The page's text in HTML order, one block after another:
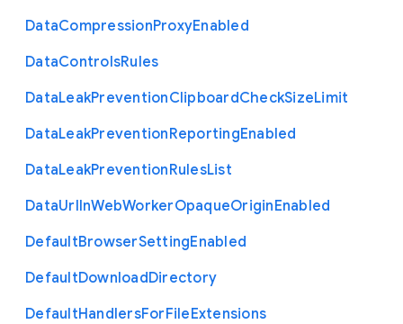
DataCompressionProxyEnabled
DataControlsRules
DataLeakPreventionClipboardCheckSizeLimit
DataLeakPreventionReportingEnabled
DataLeakPreventionRulesList
DataUrlInWebWorkerOpaqueOriginEnabled
DefaultBrowserSettingEnabled
DefaultDownloadDirectory
DefaultHandlersForFileExtensions